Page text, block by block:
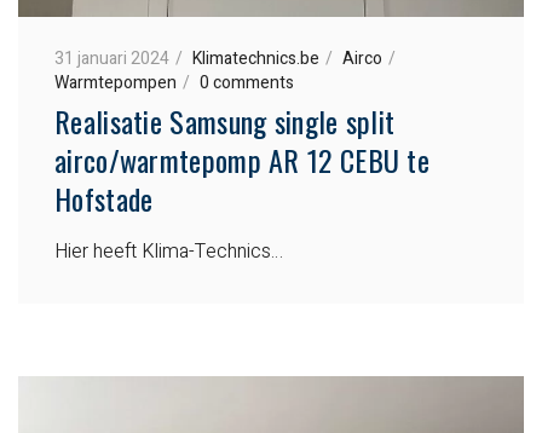
31 januari 2024 Klimatechnics.be
Airco
Warmtepompen
0 comments
Realisatie Samsung single split
airco/warmtepomp AR 12 CEBU te
Hofstade
Hier heeft Klima-Technics…